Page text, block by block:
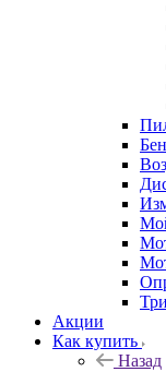
Акции
Как купить
Назад